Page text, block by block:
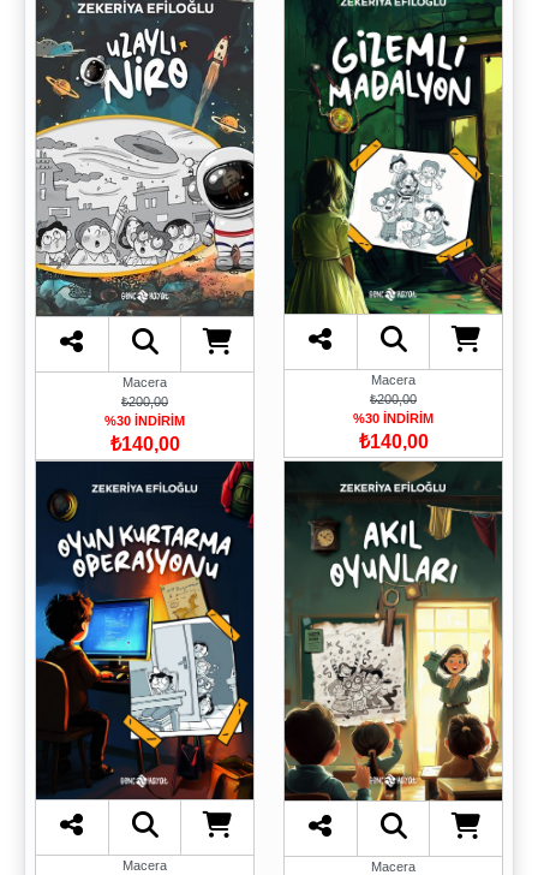
Macera
₺200,00
%30 İNDİRİM
₺140,00
Macera
₺200,00
%30 İNDİRİM
₺140,00
Macera
Macera